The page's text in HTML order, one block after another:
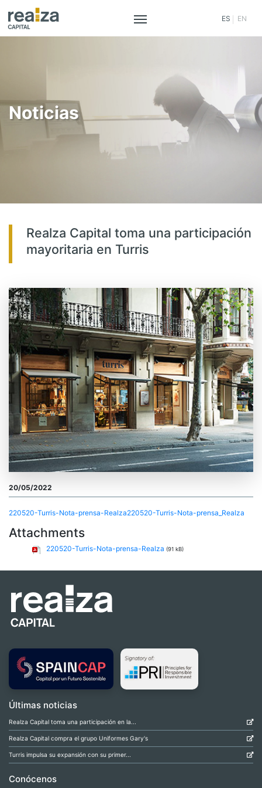
ES EN
Noticias
Realza Capital toma una participación
mayoritaria en Turris
20/05/2022
220520-Turris-Nota-prensa-Realza220520-Turris-Nota-prensa_Realza
Attachments
220520-Turris-Nota-prensa-Realza (91 kB)
Últimas noticias
Realza Capital toma una participación en la...
Realza Capital compra el grupo Uniformes Gary's
Turris impulsa su expansión con su primer...
Conócenos